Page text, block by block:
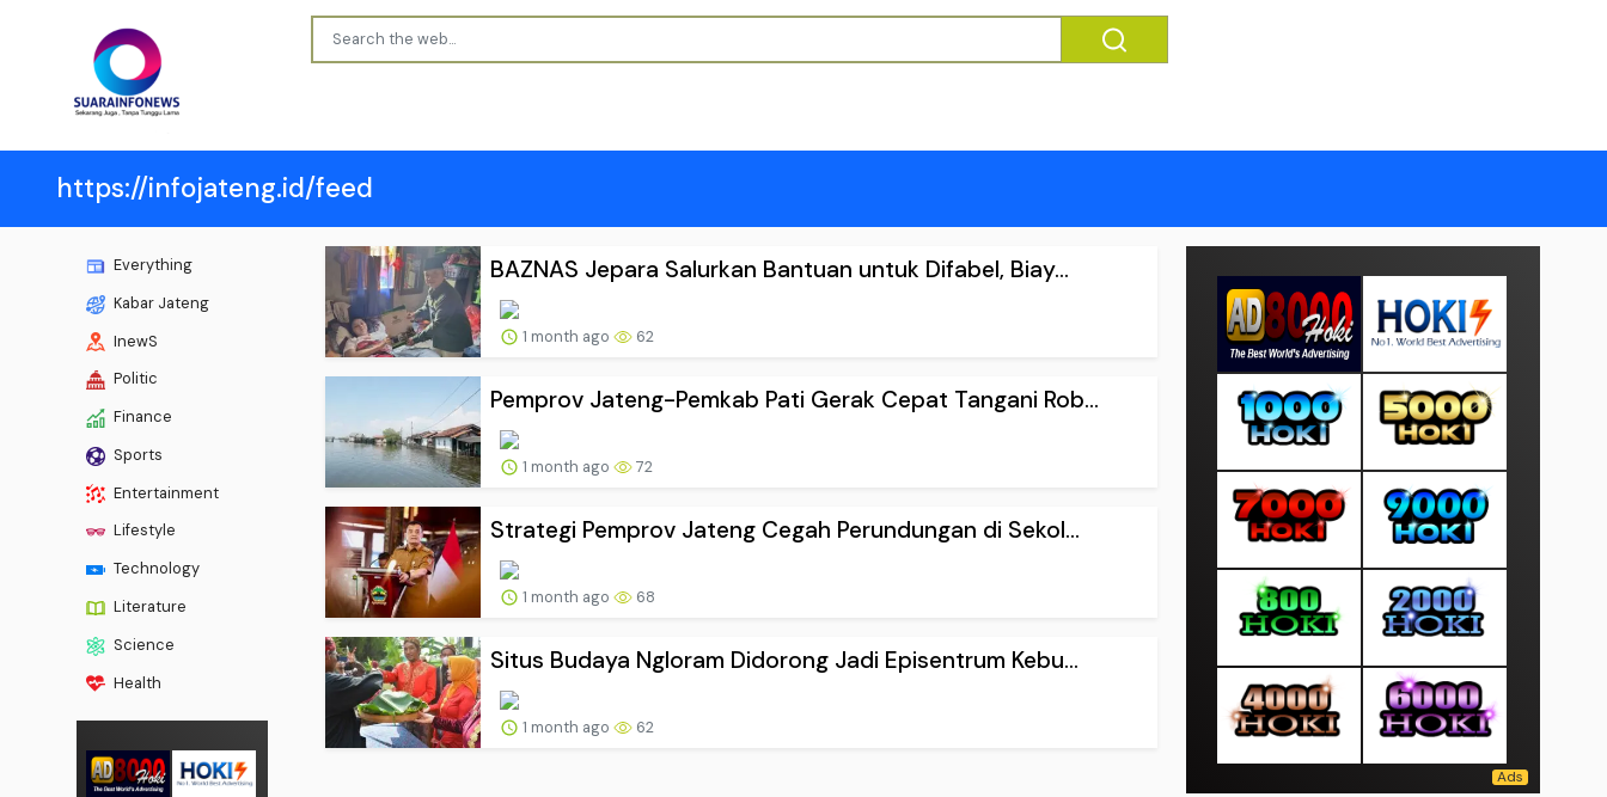
https://infojateng.id/feed
Everything
Kabar Jateng
InewS
Politic
Finance
Sports
Entertainment
Lifestyle
Technology
Literature
Science
Health
BAZNAS Jepara Salurkan Bantuan untuk Difabel, Biay...
1 month ago 62
Pemprov Jateng-Pemkab Pati Gerak Cepat Tangani Rob...
1 month ago 72
Strategi Pemprov Jateng Cegah Perundungan di Sekol...
1 month ago 68
Situs Budaya Ngloram Didorong Jadi Episentrum Kebu...
1 month ago 62